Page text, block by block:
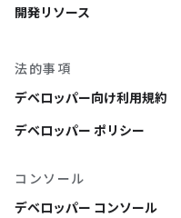
開発リソース
法的事項
デベロッパー向け利用規約
デベロッパー ポリシー
コンソール
デベロッパー コンソール